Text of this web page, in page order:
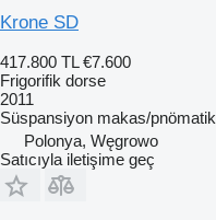
Krone SD
417.800 TL €7.600
Frigorifik dorse
2011
Süspansiyon makas/pnömatik
Polonya, Węgrowo
Satıcıyla iletişime geç